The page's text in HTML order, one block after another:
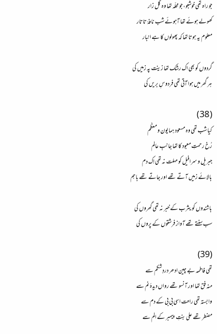
جو راہ تھی خوشبو، جو محلّہ تھا وہ گل زار
کھولے ہوئے تھا آہوئے شب نافۂ تاتار
معلوم یہ ہوتا تھا کہ پھولوں کا ہے انبار
گردوں کو بھی اک رشک تھا زینت پہ زمیں کی
ہر گھر میں ہوا آتی تھی فردوسِ بریں کی
( 38 )
کیا شب تھی وہ مسعود ہمایون و معظّم
رُخ رحمتِ معبود کا تھا جانبِ عالم
جبریل و سرافیل کو مہلت نہ تھی اِک دم
بالائے زمیں آتے تھے اور جاتے تھے باہم
باشندوں کو یثرب کے خبر نہ تھی گھروں کی
سب سنتے تھے آواز فرشتوں کے پروں کی
(39)
تھی فاطمہ بے چین ادھر دردِ شکم سے
منہ فق تھا اور آنسو تھے رواں دیدۂ نم سے
وابستہ تھی راحت اسی بی بی کے دم سے
مضطر تھے علی بنتِ پیمبر کے الم سے